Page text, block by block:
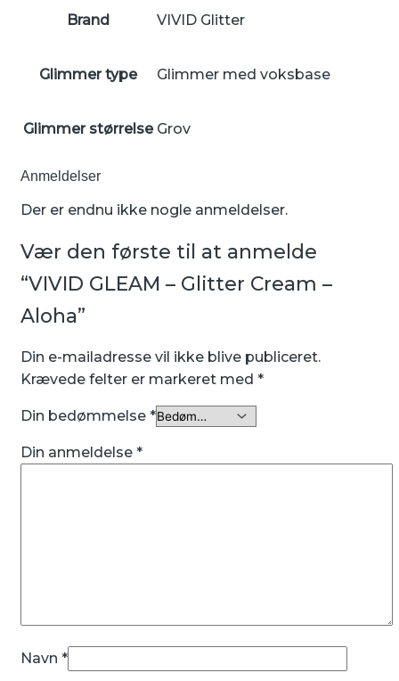
Brand VIVID Glitter
Glimmer type Glimmer med voksbase
Glimmer størrelse Grov
Anmeldelser
Der er endnu ikke nogle anmeldelser.
Vær den første til at anmelde
“VIVID GLEAM – Glitter Cream –
Aloha”
Din e-mailadresse vil ikke blive publiceret.
Krævede felter er markeret med *
Din bedømmelse *
Din anmeldelse *
Navn *